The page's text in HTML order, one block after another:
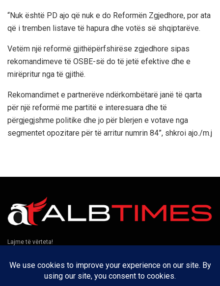
“Nuk është PD ajo që nuk e do Reformën Zgjedhore, por ata
që i tremben listave të hapura dhe votës së shqiptarëve.
Vetëm një reformë gjithëpërfshirëse zgjedhore sipas
rekomandimeve të OSBE-së do të jetë efektive dhe e
mirëpritur nga të gjithë.
Rekomandimet e partnerëve ndërkombëtarë janë të qarta
për një reformë me partitë e interesuara dhe të
përgjegjshme politike dhe jo për blerjen e votave nga
segmentet opozitare për të arritur numrin 84”, shkroi ajo./m.j
Lajme të vërteta!
Të tjera
Kontakt Puno me ne Privatësia